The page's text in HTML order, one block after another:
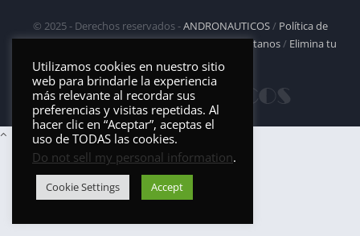
© 2025 - Derechos reservados -ANDRONAUTICOS/ Política de
privacidad/Política de Cookies/DMCA/Contáctanos/ Elimina tu
aplicación
Utilizamos cookies en nuestro sitio
web para brindarle la experiencia
más relevante al recordar sus
preferencias y visitas repetidas. Al
hacer clic en “Aceptar”, aceptas el
uso de TODAS las cookies.
Do not sell my personal information.
Cookie Settings Accept